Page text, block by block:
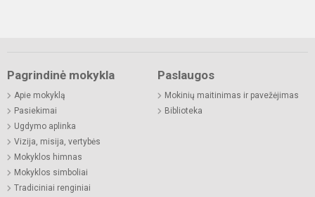
Pagrindinė mokykla
Apie mokyklą
Pasiekimai
Ugdymo aplinka
Vizija, misija, vertybės
Mokyklos himnas
Mokyklos simboliai
Tradiciniai renginiai
Paslaugos
Mokinių maitinimas ir pavežėjimas
Biblioteka